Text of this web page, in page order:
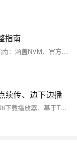
指南
本文提供Node.js与NPM安全、高效更新的完整指南：涵盖NVM、官方安装包及各系统包管理器（Homebrew、NodeSource、nvm-windows）操作步骤，强调更新新功能、修复漏洞、提升兼容性，并提醒备份、本地测试等最佳实践。（239字）
续传、边下边播
M3U8 Quicker是一款轻量（仅2MB）跨平台M3U8下载播放器，基于Tauri+Rust+React开发。支持断点续传、AES解密、边下边播、自动转MP4及Chrome一键抓取地址，让课程保存与媒体管理更高效稳定。